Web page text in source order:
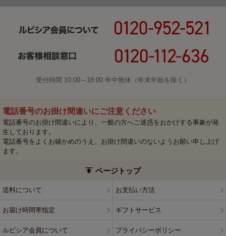
受付時間 10:00～18:00 年中無休（年末年始を除く）
電話番号のお掛け間違いにご注意ください
電話番号のお掛け間違いにより、一般の方へご迷惑をおかけする事象が発
生しております。
電話番号をよくお確かめのうえ、お掛け間違いのないようお願い申し上げ
ます。
ページトップ
送料について お支払い方法
お届け時間帯指定 ギフトサービス
ルピシア会員について プライバシーポリシー